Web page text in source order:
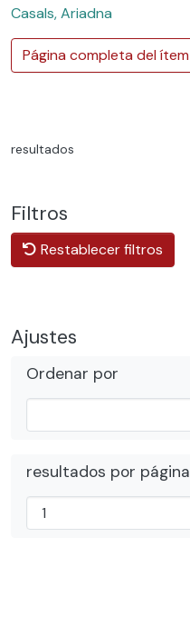
Casals, Ariadna
Página completa del ítem
resultados
Filtros
Restablecer filtros
Ajustes
Ordenar por
resultados por página